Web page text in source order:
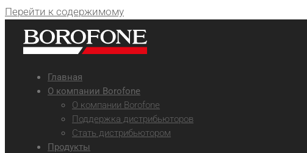
Перейти к содержимому
Главная
О компании Borofone
О компании Borofone
Поддержка дистрибьюторов
Стать дистрибьютором
Продукты